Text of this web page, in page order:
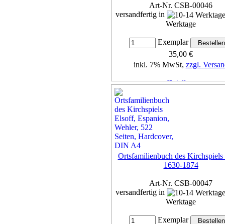
Art-Nr. CSB-00046
versandfertig in
Werktage
Exemplar
35,00 €
inkl. 7% MwSt, zzgl.
Details...
Ortsfamilienbuch des
1630-1874
Art-Nr. CSB-00047
versandfertig in
Werktage
Exemplar